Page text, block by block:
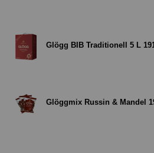
Glögg BIB Traditionell 5 L
Glöggmix Russin & Mandel